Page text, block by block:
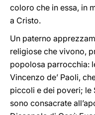
coloro che in essa, in
a Cristo.
Un paterno
religiose che vivono,
popolosa parrocchia:
Vincenzo de’ Paoli,
piccoli e dei poveri; le
sono consacrate